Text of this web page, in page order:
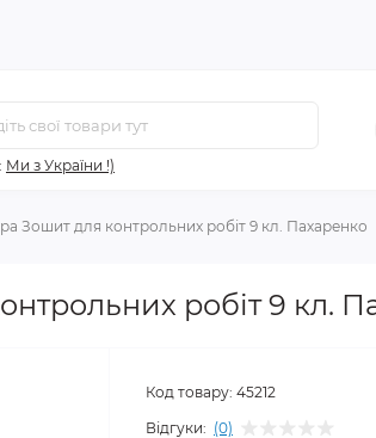
Ми з України !)
Зошит для контрольних робіт 9 кл. Пахаренко
робіт 9 кл.
Код товару: 45212
Відгуки: (0)